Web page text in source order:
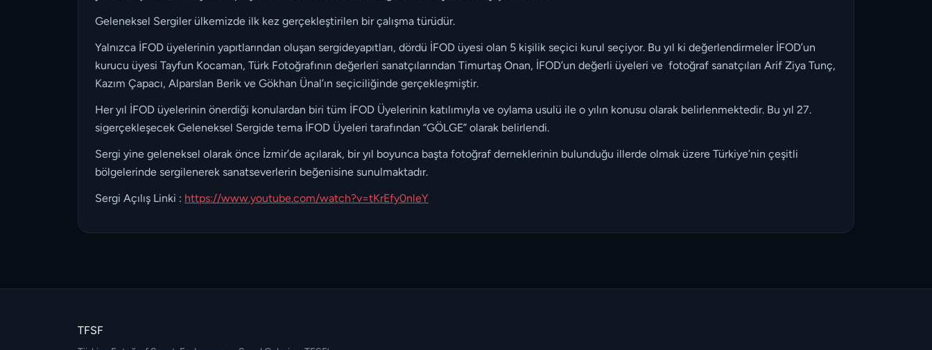
Geleneksel Sergiler ülkemizde ilk kez gerçekleştirilen bir çalışma türüdür.
Yalnızca İFOD üyelerinin yapıtlarından oluşan sergideyapıtları, dördü İFOD üyesi olan 5 kişilik seçici kurul seçiyor. Bu yıl ki değerlendirmeler İFOD’un
kurucu üyesi Tayfun Kocaman, Türk Fotoğrafının değerleri sanatçılarından Timurtaş Onan, İFOD’un değerli üyeleri ve fotoğraf sanatçıları Arif Ziya Tunç,
Kazım Çapacı, Alparslan Berik ve Gökhan Ünal’ın seçiciliğinde gerçekleşmiştir.
Her yıl İFOD üyelerinin önerdiği konulardan biri tüm İFOD Üyelerinin katılımıyla ve oylama usulü ile o yılın konusu olarak belirlenmektedir. Bu yıl 27.
sigerçekleşecek Geleneksel Sergide tema İFOD Üyeleri tarafından “GÖLGE” olarak belirlendi.
Sergi yine geleneksel olarak önce İzmir’de açılarak, bir yıl boyunca başta fotoğraf derneklerinin bulunduğu illerde olmak üzere Türkiye’nin çeşitli
bölgelerinde sergilenerek sanatseverlerin beğenisine sunulmaktadır.
Sergi Açılış Linki : https://www.youtube.com/watch?v=tKrEfy0nleY
TFSF